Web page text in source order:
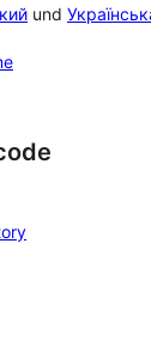
und